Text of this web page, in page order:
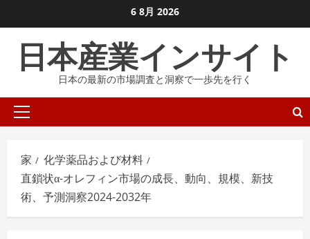
ン
に
ま
6 8月 2026
日本産業インサイト
日本の最新の市場調査と洞察で一歩先を行く
プ
イ
マ
メ
家
化学薬品および材料
直鎖状α-オレフィン市場の成長、動向、規模、新技
術、予測洞察2024-2032年